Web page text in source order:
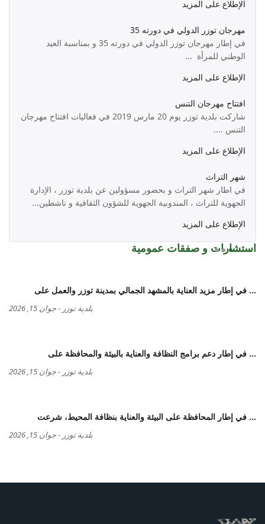
الإطلاع على المزيد
مهرجان توزر الدولي في دورته 35
في إطار مهرجان توزر الدولي في دورته 35 و بمناسبة العيد
الوطني للمرأة ...
الإطلاع على المزيد
افتتاح مهرجان التنس
شاركت بلدية توزر يوم 20 مارس 2019 في فعاليات افتتاح مهرجان
التنس ....
الإطلاع على المزيد
شهر التراث
في اطار شهر التراث و بحضور مسؤولين عن بلدية توزر ، الإدارة
الجهوية للتراث ، المندوبية الجهوية للشؤون الثقافية و ناشطين...
الإطلاع على المزيد
استشارات و صفقات عمومية
في إطار مزيد العناية بالمشهد الجمالي بمدينة توزر والعمل على ...
بلدية توزر -جوان 15, 2026
في إطار دعم برامج النظافة والعناية بالبيئة والمحافظة على ...
بلدية توزر -جوان 15, 2026
في إطار المحافظة على البيئة والعناية بنظافة المحيط، شرعت ...
بلدية توزر -جوان 15, 2026